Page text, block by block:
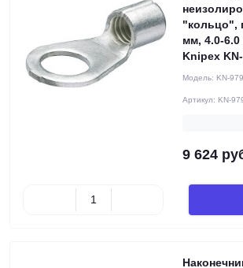
"кольцо",
мм, 4.0-
Knipex
Модель: KN-
Артикул: KN-
9 624